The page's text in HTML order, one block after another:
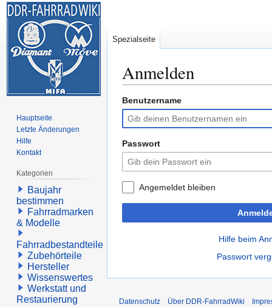
Anmelden
Zur
Navigation
springen
Zur
Suche
springen
Benutzername
Passwort
Angemeldet bleiben
Hilfe beim
Passwort
Spezialseite
Hauptseite
Letzte Änderungen
Hilfe
Kontakt
Kategorien
Baujahr
bestimmen
Fahrradmarken
& Modelle
Fahrradbestandteile
Zubehörteile
Hersteller
Wissenswertes
Werkstatt und
Restaurierung
Datenschutz Über DDR-FahrradWiki